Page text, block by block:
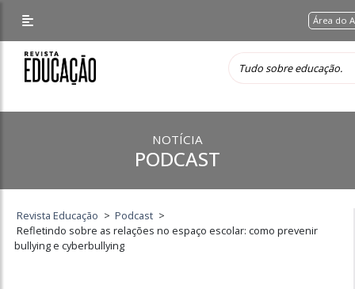
Área do
NOTÍCIA
PODCAST
Revista Educação > Podcast >
Refletindo sobre as relações no espaço escolar: como prevenir
bullying e cyberbullying